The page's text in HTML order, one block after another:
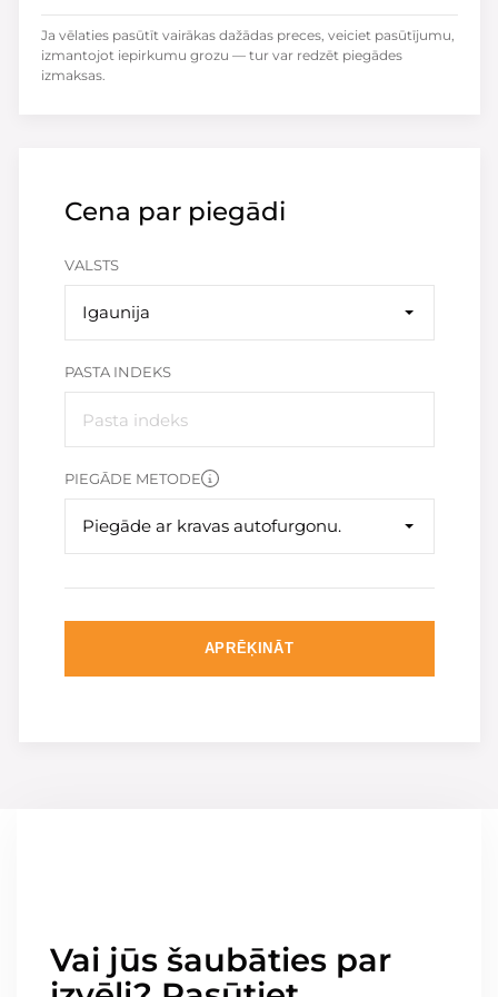
Cena par piegādi
VALSTS
Igaunija
PASTA INDEKS
PIEGĀDE METODE
Piegāde ar kravas autofurgonu.
APRĒĶINĀT
Ja vēlaties pasūtīt vairākas dažādas preces, veiciet pasūtījumu,
izmantojot iepirkumu grozu — tur var redzēt piegādes
izmaksas.
Vai jūs šaubāties par